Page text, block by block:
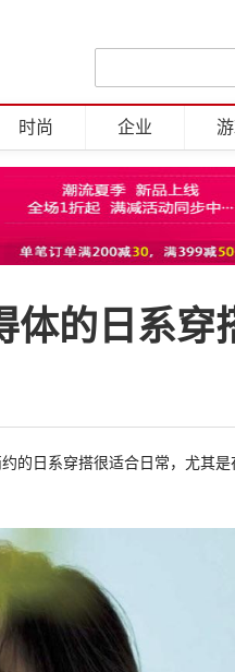
时尚 企业
的日系穿
的日系穿搭很适合日常，尤其